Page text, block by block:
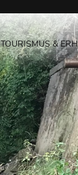
TOURISMUS &